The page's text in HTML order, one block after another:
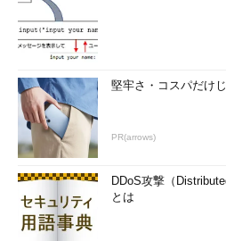
ログラムに問題が報告されていない
ページはWindows 10 バージョン
10 バージョン1607とWindows
ます。日本語版のページ（en-usを
すが、最新情報を得るにはオリジナ
ることをお勧めします。
Windows 10 update history
Version 1703［英語］（
2017年8月の定例更新はお盆直前の
堅牢さ・コスパだけ
PR(arrows)
DDoS攻撃（
とは